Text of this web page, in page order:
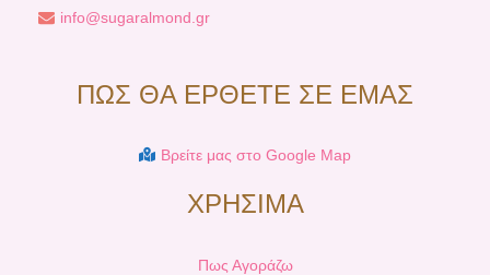
info@sugaralmond.gr
ΠΩΣ ΘΑ ΕΡΘΕΤΕ ΣΕ ΕΜΑΣ
Βρείτε μας στο Google Map
ΧΡΗΣΙΜΑ
Πως Αγοράζω